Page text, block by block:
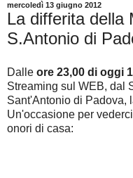
mercoledì 13 giugno 2012
La differita della
S.Antonio di
Dalle ore 23,00 di oggi
Streaming sul WEB, dal
Sant'Antonio di Padova,
Un'occasione per
onori di casa: